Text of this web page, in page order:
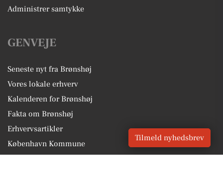
Administrer samtykke
GENVEJE
Seneste nyt fra Brønshøj
Vores lokale erhverv
Kalenderen for Brønshøj
Fakta om Brønshøj
Erhvervsartikler
København Kommune
Tilmeld nyhedsbrev